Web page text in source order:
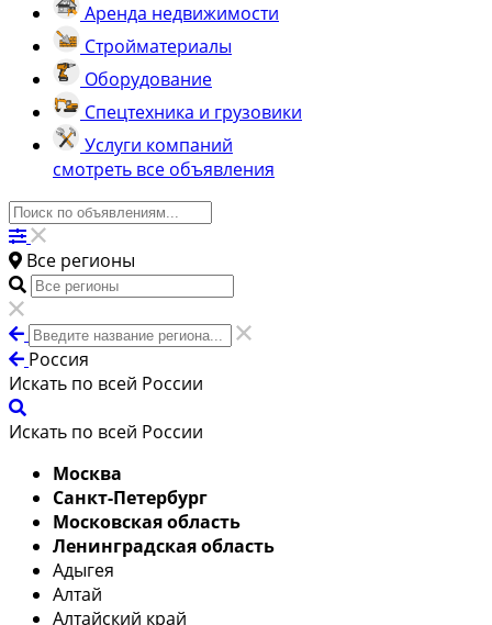
Аренда недвижимости
Стройматериалы
Оборудование
Спецтехника и грузовики
Услуги компаний
смотреть все объявления
Все регионы
Россия
Искать по всей России
Искать по всей России
Москва
Санкт-Петербург
Московская область
Ленинградская область
Адыгея
Алтай
Алтайский край